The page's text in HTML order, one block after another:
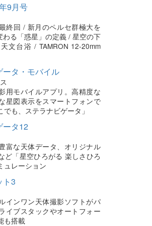
9月号
終回 / 新月のペルセ群極大を
わる「惑星」の定義 / 星空の下
文台浴 / TAMRON 12-20mm
ータ・モバイル
用モバイルアプリ。高精度な
星図表示をスマートフォンで
でも、ステラナビゲータ」
ータ12
富な天体データ、オリジナル
ど「星空ひろがる 楽しさひろ
ュレーション
ト3
インワン天体撮影ソフトがパ
イブスタックやオートフォー
も搭載